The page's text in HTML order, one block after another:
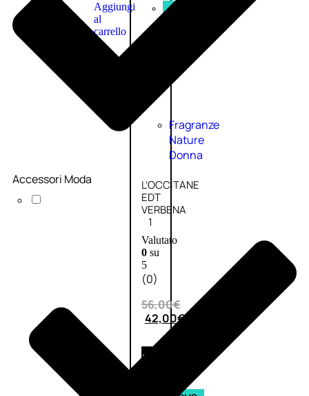
Aggiungi
al
carrello
PROMO
Fragranze
Nature
Donna
L’OCCITANE
EDT
VERBENA
1
Valutato
0su
5
(0)
56,00€
42,00€
AGGIUNGI
Accessori Moda